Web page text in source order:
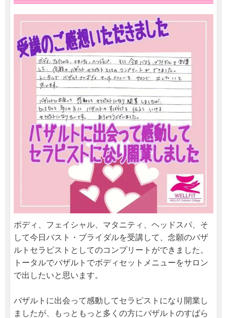
ボディ、フェイシャル、マタニティ、ヘッドスパ、そ
して今日バスト・ブライダルを受講して、念願のバザ
ルトセラピストとしてのコンプリートができました。
トータルでバザルトでボディセットメニューをサロン
で出したいと思います。
バザルトに出会って感動してセラピストになり開業し
ましたが、もっともっと多くの方にバザルトのすばら